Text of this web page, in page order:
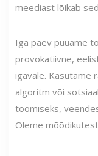
meediast lõikab
Iga päev püüame
provokatiivne,
igavale. Kasutame
algoritm või
toomiseks,
Oleme